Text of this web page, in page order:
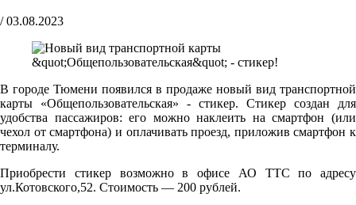
/ 03.08.2023
В городе Тюмени появился в продаже новый вид транспортной
карты «Общепользовательская» - стикер. Стикер создан для
удобства пассажиров: его можно наклеить на смартфон (или
чехол от смартфона) и оплачивать проезд, приложив смартфон к
терминалу.
Приобрести стикер возможно в офисе АО ТТС по адресу
ул.Котовского,52. Стоимость — 200 рублей.